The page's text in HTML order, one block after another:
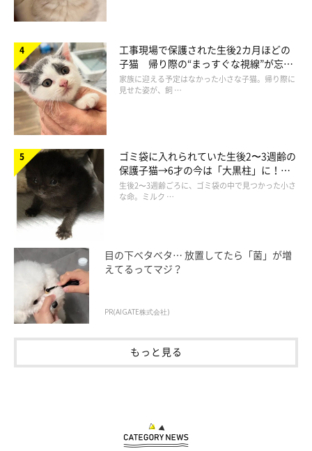
工事現場で保護された生後2カ月ほどの
子猫 帰り際の“まっすぐな視線”が忘れ
られず、家族の一員に
家族に迎える予定はなかった小さな子猫。帰り際に
見せた姿が、飼 …
ゴミ袋に入れられていた生後2〜3週齢の
保護子猫→6才の今は「大黒柱」に！
美しい黒猫に成長した姿にグッとくる
生後2〜3週齢ごろに、ゴミ袋の中で見つかった小さ
な命。ミルク …
目の下ベタベタ… 放置してたら「菌」が増
えてるってマジ？
PR(AIGATE株式会社)
もっと見る